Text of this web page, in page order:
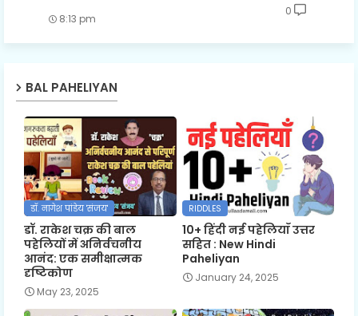
8:13 pm
0
BAL PAHELIYAN
डॉ. नागेश पांडेय 'संजय'
डॉ. राकेश चक्र की बाल
पहेलियों में अनिर्वचनीय
आनंद: एक समीक्षात्मक
दृष्टिकोण
May 23, 2025
RIDDLES
10+ हिंदी नई पहेलियाँ उत्तर
सहित : New Hindi
Paheliyan
January 24, 2025